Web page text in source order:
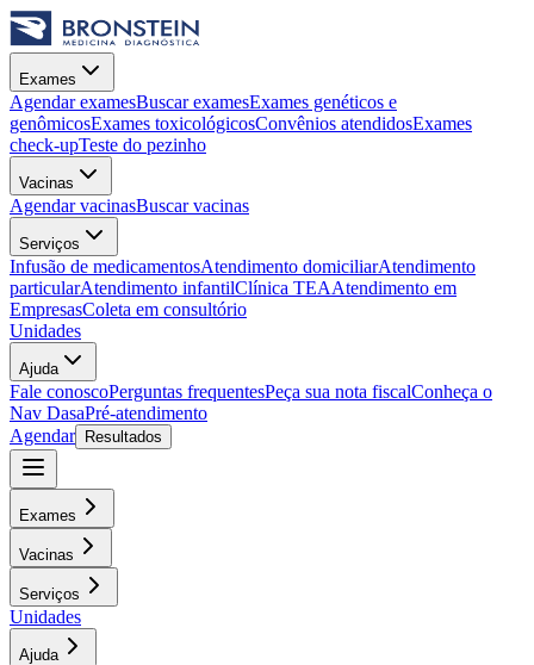
Exames
Agendar examesBuscar examesExames genéticos e
genômicosExames toxicológicosConvênios atendidosExames
check-upTeste do pezinho
Vacinas
Agendar vacinasBuscar vacinas
Serviços
Infusão de medicamentosAtendimento domiciliarAtendimento
particularAtendimento infantilClínica TEAAtendimento em
EmpresasColeta em consultório
Unidades
Ajuda
Fale conoscoPerguntas frequentesPeça sua nota fiscalConheça o
Nav DasaPré-atendimento
Agendar
Resultados
Exames
Vacinas
Serviços
Unidades
Ajuda